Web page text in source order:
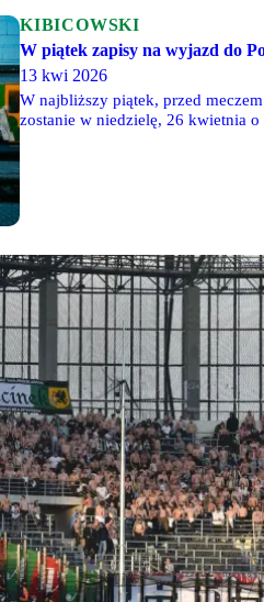
KIBICOWSKI
W piątek zapisy na wyjazd do
13 kwi 2026
W najbliższy piątek, przed
zostanie w niedzielę, 26 kwietnia o